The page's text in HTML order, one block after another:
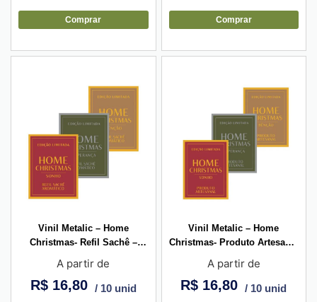
Comprar Comprar
Vinil Metalic – Home
Christmas- Refil Sachê –
A partir de
R$16,80 / 10 unid
Vinil Metalic – Home
Christmas- Produto Artesanal
A partir de
R$ 16,80 / 10 unid